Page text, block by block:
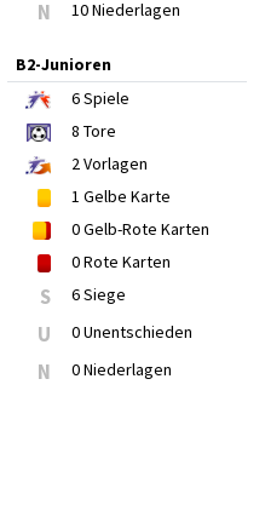
N 10 Niederlagen
B2-Junioren
6Spiele
8 Tore
2Vorlagen
1 Gelbe Karte
0Gelb-Rote Karten
0Rote Karten
S 6 Siege
U 0 Unentschieden
N 0 Niederlagen